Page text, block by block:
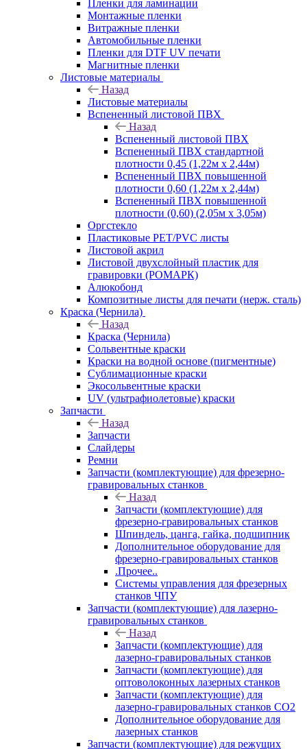
Пленки для ламинации
Монтажные пленки
Витражные пленки
Автомобильные пленки
Пленки для DTF UV печати
Магнитные пленки
Листовые материалы
Назад
Листовые материалы
Вспененный листовой ПВХ
Назад
Вспененный листовой ПВХ
Вспененный ПВХ стандартной
плотности 0,45 (1,22м х 2,44м)
Вспененный ПВХ повышенной
плотности 0,60 (1,22м х 2,44м)
Вспененный ПВХ повышенной
плотности (0,60) (2,05м х 3,05м)
Оргстекло
Пластиковые PET/PVC листы
Листовой акрил
Листовой двухслойный пластик для
гравировки (РОМАРК)
Алюкобонд
Композитные листы для печати (нерж. сталь)
Краска (Чернила)
Назад
Краска (Чернила)
Сольвентные краски
Краски на водной основе (пигментные)
Сублимационные краски
Экосольвентные краски
UV (ультрафиолетовые) краски
Запчасти
Назад
Запчасти
Слайдеры
Ремни
Запчасти (комплектующие) для фрезерно-
гравировальных станков
Назад
Запчасти (комплектующие) для
фрезерно-гравировальных станков
Шпиндель, цанга, гайка, подшипник
Дополнительное оборудование для
фрезерно-гравировальных станков
.Прочее..
Системы управления для фрезерных
станков ЧПУ
Запчасти (комплектующие) для лазерно-
гравировальных станков
Назад
Запчасти (комплектующие) для
лазерно-гравировальных станков
Запчасти (комплектующие) для
оптоволоконных лазерных станков
Запчасти (комплектующие) для
лазерно-гравировальных станков CO2
Дополнительное оборудование для
лазерных станков
Запчасти (комплектующие) для режущих